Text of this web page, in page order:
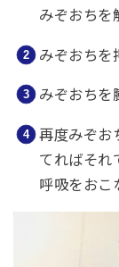
みぞおちを
みぞおちを
みぞおちを
再度みぞお
てればそれ
呼吸をおこ